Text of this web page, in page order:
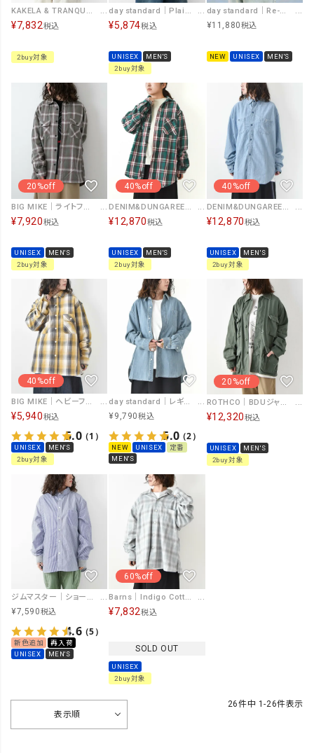
KAKELA & TRANQUIL｜ワイドレギュラーデニムシャツ [[12510-369-20]][D]
¥7,832税込
2buy対象
day standard｜Plaid shirt [[661300]][D]
¥5,874税込
UNISEX
MEN'S
2buy対象
day standard｜Re-dye加工 ミリタリージャケット [[day-028]][D]
¥11,880税込
NEW UNISEX MEN'S
20%off
¥7,920税込
UNISEX
MEN'S
2buy対象
40%off
¥12,870税込
UNISEX
MEN'S
2buy対象
40%off
¥12,870税込
UNISEX
MEN'S
2buy対象
40%off
BIG MIKE｜ヘビーフランネルロングスリーブシャツ [[102535103]][D]
¥5,940税込
5.0（1）
UNISEX
MEN'S
2buy対象
day standard｜レギュラーカラーデニムシャツ [[day-018]][D]
¥9,790税込
5.0（2）
NEW UNISEX
定番
MEN'S
20%off
ROTHCO｜BDUジャケット(PAINT)) [[BDSH-PAINT]][D]
¥12,320税込
UNISEX
MEN'S
2buy対象
ジムマスター｜ショールカラー L/Sシャツ [[G233732]][D]
¥7,590税込
4.6（5）
新色追加
再入荷
UNISEX
MEN'S
60%off
Barns｜Indigo Cotton Faded Check Shirt 長袖チェックシャツ[[BR-25139]][D]
¥7,832税込
SOLD OUT
UNISEX
2buy対象
表示順
26件中 1-26件表示